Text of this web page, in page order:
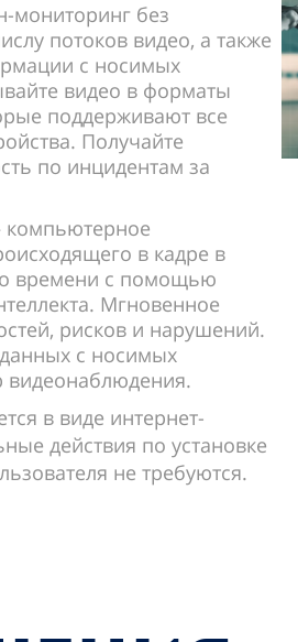
мониторинг без
потоков видео, а также
с носимых
видео в форматы
поддерживают все
Получайте
по инцидентам за
компьютерное
в кадре в
времени с помощью
Мгновенное
рисков и нарушений.
с носимых
видеонаблюдения.
в виде интернет-
действия по установке
не требуются.